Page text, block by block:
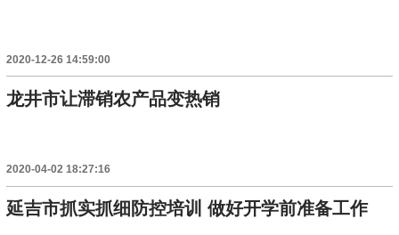
2020-12-26 14:59:00
龙井市让滞销农产品变热销
2020-04-02 18:27:16
延吉市抓实抓细防控培训 做好开学前准备工作